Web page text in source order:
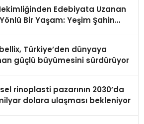
Edebiyata Uzanan
Bir Yaşam: Yeşim Şahin
Türkiye’den dünyaya
güçlü büyümesini sürdürüyor
rinoplasti pazarının 2030’da
dolara ulaşması bekleniyor